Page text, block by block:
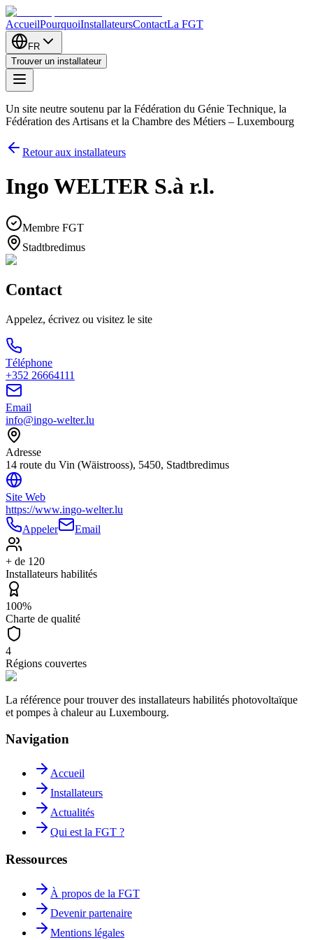
AccueilPourquoiInstallateursContactLa FGT
FR
Trouver un installateur
Un site neutre soutenu par la Fédération du Génie Technique, la
Fédération des Artisans et la Chambre des Métiers – Luxembourg
Retour aux installateurs
Ingo WELTER S.à r.l.
Membre FGT
Stadtbredimus
Contact
Appelez, écrivez ou visitez le site
Téléphone
+352 26664111
Email
info@ingo-welter.lu
Adresse
14 route du Vin (Wäistrooss), 5450, Stadtbredimus
Site Web
https://www.ingo-welter.lu
Appeler
Email
+ de 120
Installateurs habilités
100%
Charte de qualité
4
Régions couvertes
La référence pour trouver des installateurs habilités photovoltaïque
et pompes à chaleur au Luxembourg.
Navigation
Accueil
Installateurs
Actualités
Qui est la FGT ?
Ressources
À propos de la FGT
Devenir partenaire
Mentions légales